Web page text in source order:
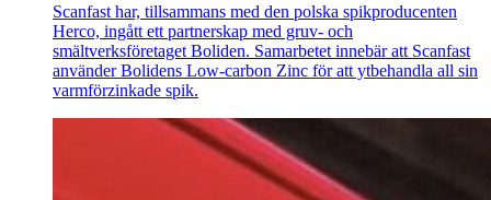
Scanfast har, tillsammans med den polska spikproducenten
Herco, ingått ett partnerskap med gruv- och
smältverksföretaget Boliden. Samarbetet innebär att Scanfast
använder Bolidens Low-carbon Zinc för att ytbehandla all sin
varmförzinkade spik.